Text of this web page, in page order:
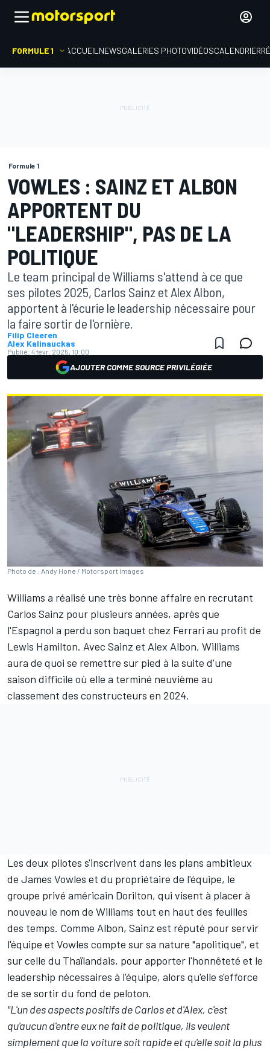
FORMULE 1 ACCUEIL NEWSGALERIES PHOTOVIDÉOSCALENDRIER
Formule 1
VOWLES : SAINZ ET ALBON
APPORTENT DU
"LEADERSHIP", PAS DE LA
POLITIQUE
Le team principal de Williams s'attend à ce que
ses pilotes 2025, Carlos Sainz et Alex Albon,
apportent à l'écurie le leadership nécessaire pour
la faire sortir de l'ornière.
Filip Cleeren
Alex Kalinauckas
Publié: 4 févr. 2025, 10:00
AJOUTER COMME SOURCE PRIVILÉGIÉE
Photo de : Andy Hone / Motorsport Images
Williams a réalisé une très bonne affaire en recrutant
Carlos Sainz pour plusieurs années, après que
l'Espagnol a perdu son baquet chez Ferrari au profit de
Lewis Hamilton. Avec Sainz et Alex Albon, Williams
aura de quoi se remettre sur pied à la suite d'une
saison difficile où elle a terminé neuvième au
classement des constructeurs en 2024.
Les deux pilotes s'inscrivent dans les plans ambitieux
de James Vowles et du propriétaire de l'équipe, le
groupe privé américain Dorilton, qui visent à placer à
nouveau le nom de Williams tout en haut des feuilles
des temps. Comme Albon, Sainz est réputé pour servir
l'équipe et Vowles compte sur sa nature "apolitique", et
sur celle du Thaïlandais, pour apporter l'honnêteté et le
leadership nécessaires à l'équipe, alors qu'elle s'efforce
de se sortir du fond de peloton.
"L'un des aspects positifs de Carlos et d'Alex, c'est
qu'aucun d'entre eux ne fait de politique, ils veulent
simplement que la voiture soit rapide et qu'elle soit la plus